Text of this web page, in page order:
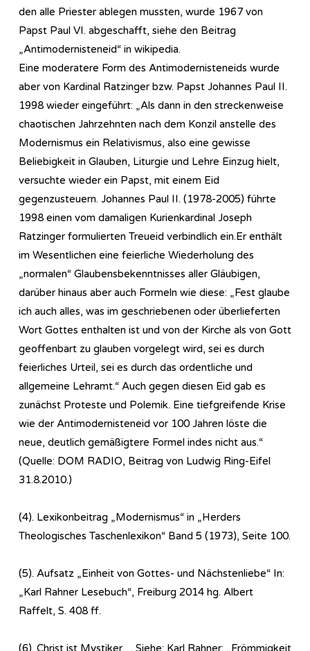
den alle Priester ablegen mussten, wurde 1967 von
Papst Paul VI. abgeschafft, siehe den Beitrag
„Antimodernisteneid“ in wikipedia.
Eine moderatere Form des Antimodernisteneids wurde
aber von Kardinal Ratzinger bzw. Papst Johannes Paul II.
1998 wieder eingeführt: „Als dann in den streckenweise
chaotischen Jahrzehnten nach dem Konzil anstelle des
Modernismus ein Relativismus, also eine gewisse
Beliebigkeit in Glauben, Liturgie und Lehre Einzug hielt,
versuchte wieder ein Papst, mit einem Eid
gegenzusteuern. Johannes Paul II. (1978-2005) führte
1998 einen vom damaligen Kurienkardinal Joseph
Ratzinger formulierten Treueid verbindlich ein.Er enthält
im Wesentlichen eine feierliche Wiederholung des
„normalen“ Glaubensbekenntnisses aller Gläubigen,
darüber hinaus aber auch Formeln wie diese: „Fest glaube
ich auch alles, was im geschriebenen oder überlieferten
Wort Gottes enthalten ist und von der Kirche als von Gott
geoffenbart zu glauben vorgelegt wird, sei es durch
feierliches Urteil, sei es durch das ordentliche und
allgemeine Lehramt.“ Auch gegen diesen Eid gab es
zunächst Proteste und Polemik. Eine tiefgreifende Krise
wie der Antimodernisteneid vor 100 Jahren löste die
neue, deutlich gemäßigtere Formel indes nicht aus.“
(Quelle: DOM RADIO, Beitrag von Ludwig Ring-Eifel
31.8.2010.)
(4). Lexikonbeitrag „Modernismus“ in „Herders
Theologisches Taschenlexikon“ Band 5 (1973), Seite 100.
(5). Aufsatz „Einheit von Gottes- und Nächstenliebe“ In:
„Karl Rahner Lesebuch“, Freiburg 2014 hg. Albert
Raffelt, S. 408 ff.
(6). Christ ist Mystiker… Siehe: Karl Rahner: „Frömmigkeit